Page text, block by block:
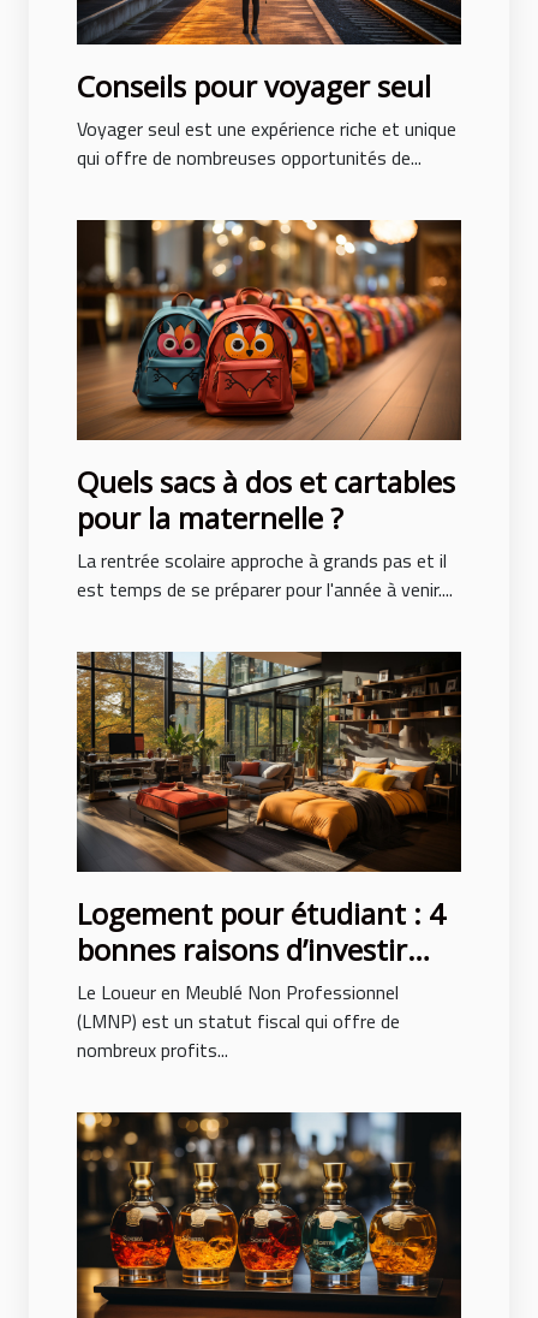
Conseils pour voyager seul
Voyager seul est une expérience riche et unique
qui offre de nombreuses opportunités de...
Quels sacs à dos et cartables
pour la maternelle ?
La rentrée scolaire approche à grands pas et il
est temps de se préparer pour l'année à venir....
Logement pour étudiant : 4
bonnes raisons d’investir
avec le LMNP
Le Loueur en Meublé Non Professionnel
(LMNP) est un statut fiscal qui offre de
nombreux profits...